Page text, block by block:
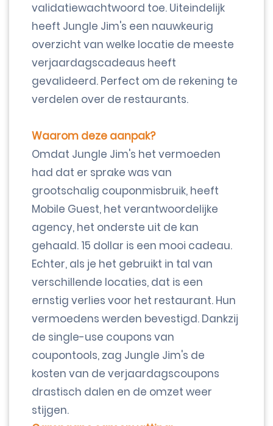
validatiewachtwoord toe. Uiteindelijk
heeft Jungle Jim's een nauwkeurig
overzicht van welke locatie de meeste
verjaardagscadeaus heeft
gevalideerd. Perfect om de rekening te
verdelen over de restaurants.
Waarom deze aanpak?
Omdat Jungle Jim's het vermoeden
had dat er sprake was van
grootschalig couponmisbruik, heeft
Mobile Guest, het verantwoordelijke
agency, het onderste uit de kan
gehaald. 15 dollar is een mooi cadeau.
Echter, als je het gebruikt in tal van
verschillende locaties, dat is een
ernstig verlies voor het restaurant. Hun
vermoedens werden bevestigd. Dankzij
de single-use coupons van
coupontools, zag Jungle Jim's de
kosten van de verjaardagscoupons
drastisch dalen en de omzet weer
stijgen.